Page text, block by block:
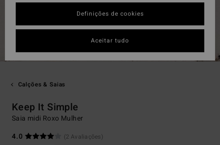
Calções & Saias
Keep It Simple
Saia midi Roxo Mulher
4.0
(2 Avaliações)
Definições de cookies
Aceitar tudo